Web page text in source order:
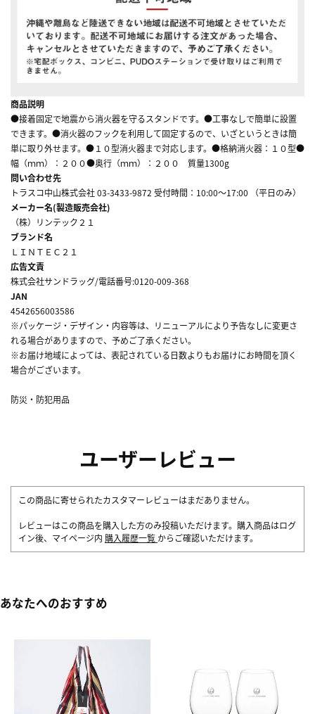
商品説明
●接着固定で地震から消火器を守るスタンドです。●工事なしで簡単に設置
できます。●消火器のフックを利用して固定するので、いざというときは簡
単に取り外せます。●１０型消火器まで対応します。●格納消火器：１０型●
幅（ｍｍ）：２００●奥行（ｍｍ）：２００ 質量1300g
問い合わせ先
トラスコ中山株式会社 03-3433-9872 受付時間：10:00～17:00 （平日のみ）
メーカー名(製造販売会社)
（株）リンテック２１
ブランド名
ＬＩＮＴＥＣ２１
広告文責
株式会社サンドラッグ/電話番号:0120-009-368
JAN
4542656003586
※パッケージ・デザイン・内容等は、リニューアルにより予告なしに変更さ
れる場合がありますので、予めご了承ください。
※お届け地域によっては、表記されている日数よりもお届けにお時間を頂く
場合がございます。
防災・防犯用品
ユーザーレビュー
この商品に寄せられたカスタマーレビューはまだありません。
レビューはこの商品を購入した方のみ投稿いただけます。購入商品はログ
イン後、マイページ内 購入履歴一覧 からご確認いただけます。
あなたへのおすすめ